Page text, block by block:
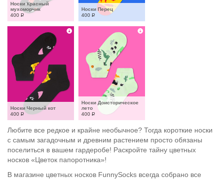
Носки Красный
мухоморчик
400 Р
Носки Перец
400 Р
Носки Черный кот
400 Р
Носки Доисторическое
лето
400 Р
Любите все редкое и крайне необычное? Тогда короткие носки
с самым загадочным и древним растением просто обязаны
поселиться в вашем гардеробе! Раскройте тайну цветных
носков «Цветок папоротника»!
В магазине цветных носков FunnySocks всегда собрано все